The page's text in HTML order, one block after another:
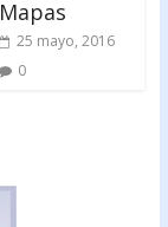
Mapas
25 mayo, 2016
0